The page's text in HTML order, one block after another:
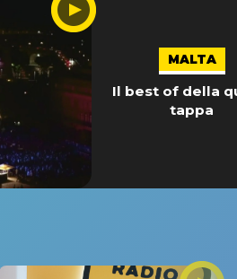
MALTA
Il best of della
tappa